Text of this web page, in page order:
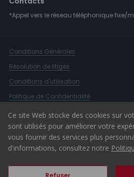
*Appel vers le réseau téléphonique fixe/
Conditions Générales
Résolution de litiges
Conditions d'utilisation
Politique de Confidentialité
Livre de Réclamations
Canal d'alerte
© 2026 ERA Portugal
Ce site Web stocke des cookies sur
sont utilisés pour améliorer votre
vous fournir des services plus
d'informations, consultez notre
Refuser